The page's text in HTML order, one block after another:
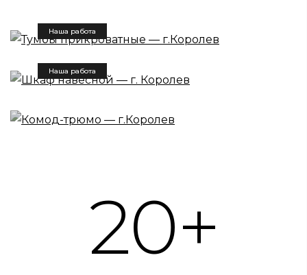
Наша работа
Наша работа
20+